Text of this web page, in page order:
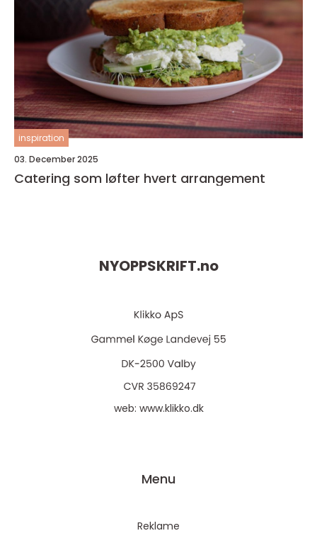
inspiration
03. December 2025
Catering som løfter hvert arrangement
NYOPPSKRIFT.no
web: www.klikko.dk
Menu
Reklame